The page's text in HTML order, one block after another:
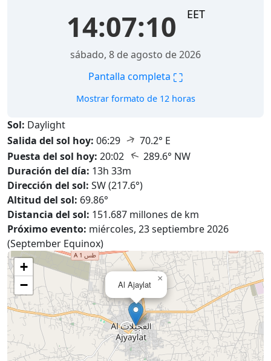
14:07:11 EET
sábado, 8 de agosto de 2026
Pantalla completa ⛶
Mostrar formato de 12 horas
Sol: Daylight
Salida del sol hoy: 06:29 ↑ 70.2° E
Puesta del sol hoy: 20:02 ↑ 289.6° NW
Duración del día: 13h 33m
Dirección del sol: SW (217.6°)
Altitud del sol: 69.86°
Distancia del sol: 151.687 millones de km
Próximo evento: miércoles, 23 septiembre 2026
(September Equinox)
Al Ajaylat
×
+
−